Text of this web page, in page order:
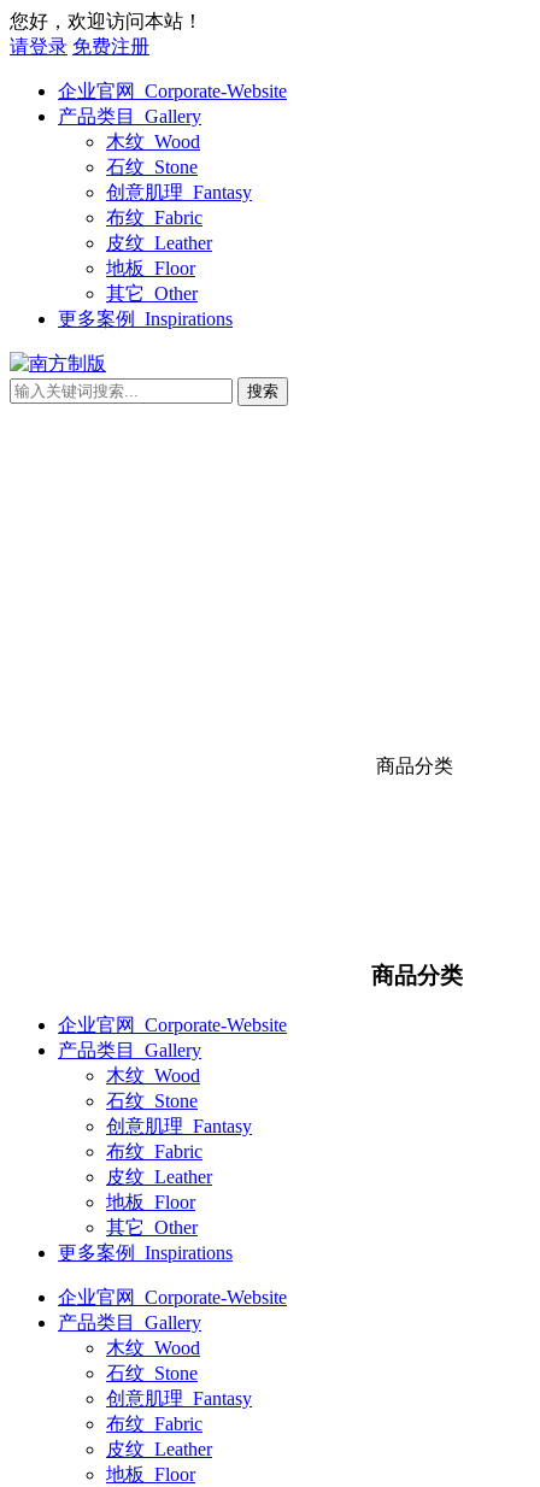
您好，欢迎访问本站！
请登录 免费注册
企业官网_Corporate-Website
产品类目_Gallery
木纹_Wood
石纹_Stone
创意肌理_Fantasy
布纹_Fabric
皮纹_Leather
地板_Floor
其它_Other
更多案例_Inspirations
商品分类
商品分类
企业官网_Corporate-Website
产品类目_Gallery
木纹_Wood
石纹_Stone
创意肌理_Fantasy
布纹_Fabric
皮纹_Leather
地板_Floor
其它_Other
更多案例_Inspirations
企业官网_Corporate-Website
产品类目_Gallery
木纹_Wood
石纹_Stone
创意肌理_Fantasy
布纹_Fabric
皮纹_Leather
地板_Floor